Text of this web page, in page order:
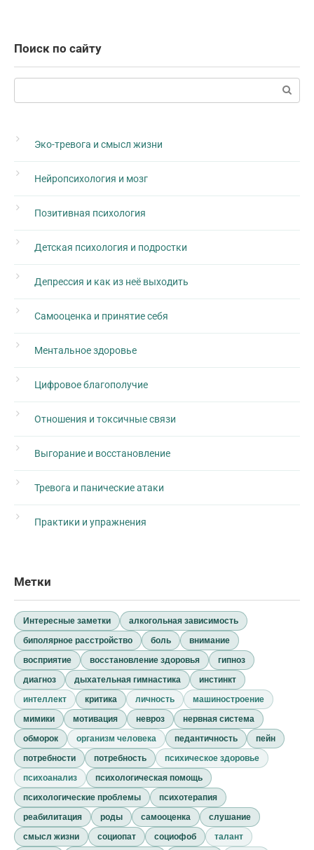
Поиск по сайту
Поиск:
Эко-тревога и смысл жизни
Нейропсихология и мозг
Позитивная психология
Детская психология и подростки
Депрессия и как из неё выходить
Самооценка и принятие себя
Ментальное здоровье
Цифровое благополучие
Отношения и токсичные связи
Выгорание и восстановление
Тревога и панические атаки
Практики и упражнения
Метки
Интересные заметки
алкогольная зависимость
биполярное расстройство
боль
внимание
восприятие
восстановление здоровья
гипноз
диагноз
дыхательная гимнастика
инстинкт
интеллект
критика личность
машиностроение
мимики
мотивация невроз
нервная система
обморок
организм человека педантичность
пейн
потребности
потребность
психическое здоровье
психоанализ
психологическая помощь
психологические проблемы
психотерапия
реабилитация
роды самооценка
слушание
смысл жизни
социопат социофоб
талант